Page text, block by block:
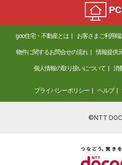
goo住宅・不動産とは お客さまご利用
物件に関するお問合せの流れ 情報提供
個人情報の取り扱いについて 消
プライバシーポリシー ヘルプ
©NTT